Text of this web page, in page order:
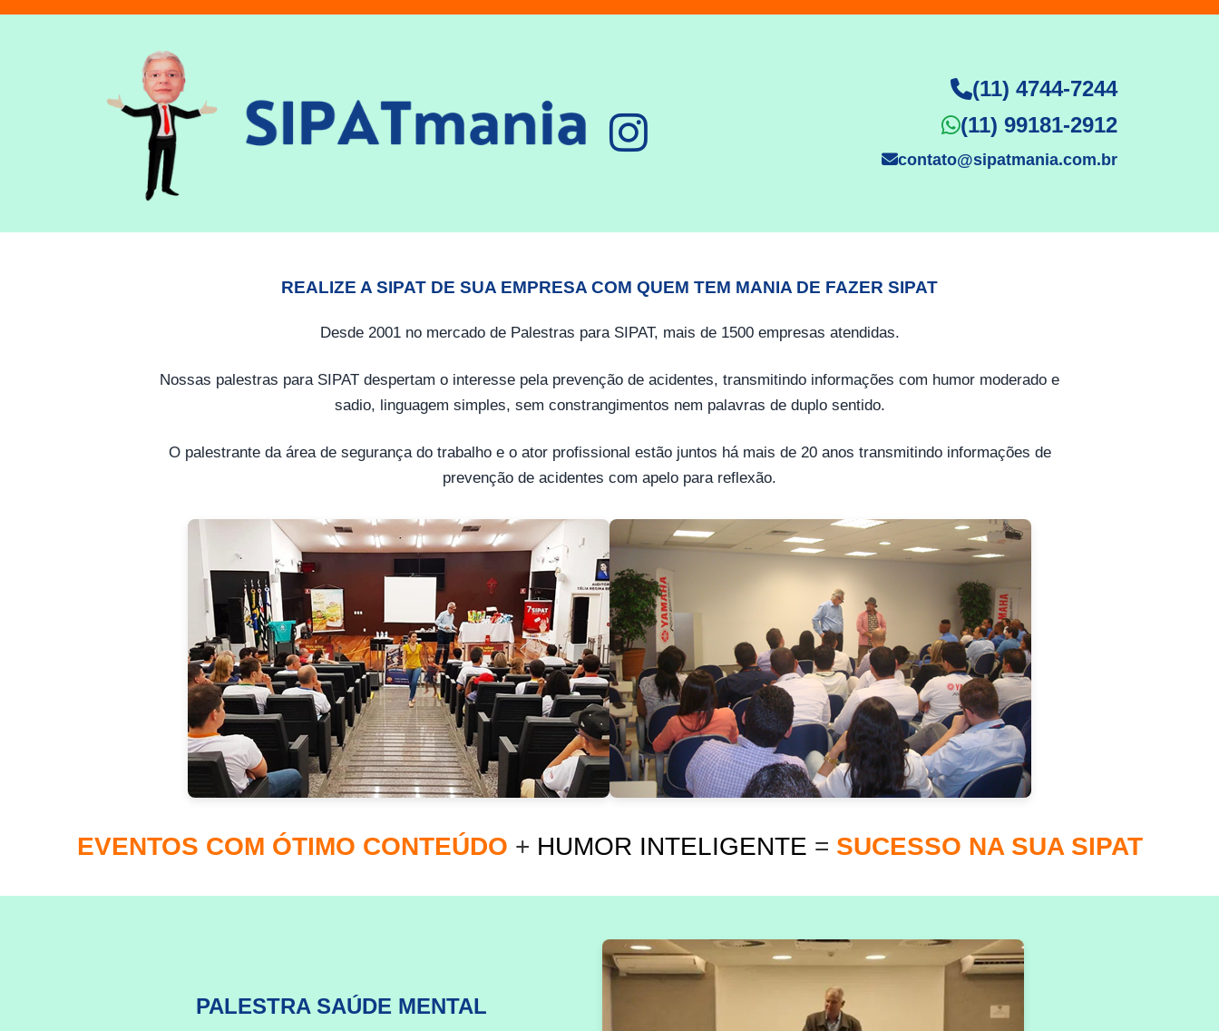
(11) 4744-7244
(11) 99181-2912
contato@sipatmania.com.br
REALIZE A SIPAT DE SUA EMPRESA COM QUEM TEM MANIA DE FAZER SIPAT
Desde 2001 no mercado de Palestras para SIPAT, mais de 1500 empresas atendidas.
Nossas palestras para SIPAT despertam o interesse pela prevenção de acidentes, transmitindo informações com humor moderado e
sadio, linguagem simples, sem constrangimentos nem palavras de duplo sentido.
O palestrante da área de segurança do trabalho e o ator profissional estão juntos há mais de 20 anos transmitindo informações de
prevenção de acidentes com apelo para reflexão.
EVENTOS COM ÓTIMO CONTEÚDO + HUMOR INTELIGENTE = SUCESSO NA SUA SIPAT
PALESTRA SAÚDE MENTAL